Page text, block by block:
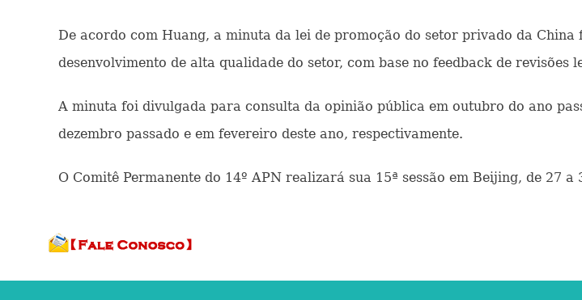
De acordo com Huang, a minuta da lei de promoção do setor privado da
desenvolvimento de alta qualidade do setor, com base no feedback de revisões
A minuta foi divulgada para consulta da opinião pública em outubro do ano
dezembro passado e em fevereiro deste ano, respectivamente.
O Comitê Permanente do 14º APN realizará sua 15ª sessão em Beijing, de 27 a